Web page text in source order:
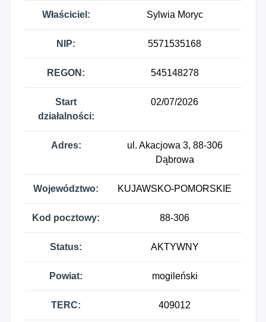
Właściciel: Sylwia Moryc
NIP: 5571535168
REGON: 545148278
Start
działalności:
02/07/2026
Adres:
ul. Akacjowa 3, 88-306
Dąbrowa
Województwo: KUJAWSKO-POMORSKIE
Kod pocztowy: 88-306
Status: AKTYWNY
Powiat: mogileński
TERC: 409012